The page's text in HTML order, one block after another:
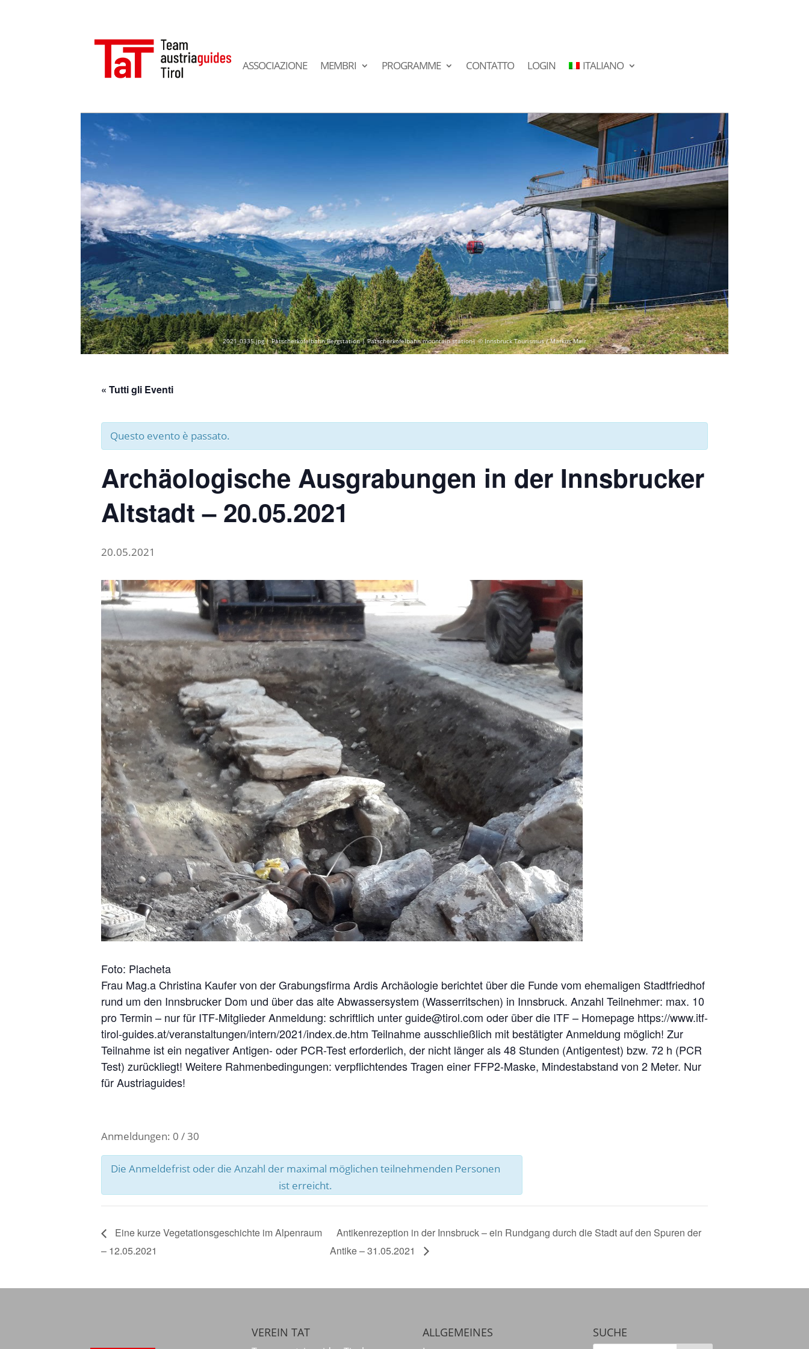
ASSOCIAZIONE MEMBRI PROGRAMME CONTATTO LOGIN ITALIANO
2021_0335.jpg | Patscherkofelbahn Bergstation | Patscherkofelbahn mountain station| © Innsbruck Tourismus / Markus Mair
« Tutti gli Eventi
Questo evento è passato.
Archäologische Ausgrabungen in der Innsbrucker
Altstadt – 20.05.2021
20.05.2021
Foto: Placheta
Frau Mag.a Christina Kaufer von der Grabungsfirma Ardis Archäologie berichtet über die Funde vom ehemaligen Stadtfriedhof
rund um den Innsbrucker Dom und über das alte Abwassersystem (Wasserritschen) in Innsbruck. Anzahl Teilnehmer: max. 10
pro Termin – nur für ITF-Mitglieder Anmeldung: schriftlich unter guide@tirol.com oder über die ITF – Homepage https://www.itf-
tirol-guides.at/veranstaltungen/intern/2021/index.de.htm Teilnahme ausschließlich mit bestätigter Anmeldung möglich! Zur
Teilnahme ist ein negativer Antigen- oder PCR-Test erforderlich, der nicht länger als 48 Stunden (Antigentest) bzw. 72 h (PCR
Test) zurückliegt! Weitere Rahmenbedingungen: verpflichtendes Tragen einer FFP2-Maske, Mindestabstand von 2 Meter. Nur
für Austriaguides!
Anmeldungen: 0 / 30
Die Anmeldefrist oder die Anzahl der maximal möglichen teilnehmenden Personen
ist erreicht.
Eine kurze Vegetationsgeschichte im Alpenraum
– 12.05.2021
Antikenrezeption in der Innsbruck – ein Rundgang durch die Stadt auf den Spuren der
Antike – 31.05.2021
VEREIN TAT ALLGEMEINES SUCHE